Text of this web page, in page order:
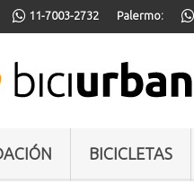
11-7003-2732 Palermo:
BICICLETAS